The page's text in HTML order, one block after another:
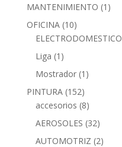
MANTENIMIENTO (1)
OFICINA (10)
ELECTRODOMESTICO
Liga (1)
Mostrador (1)
PINTURA (152)
accesorios (8)
AEROSOLES (32)
AUTOMOTRIZ (2)